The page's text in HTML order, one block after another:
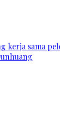
kerja sama